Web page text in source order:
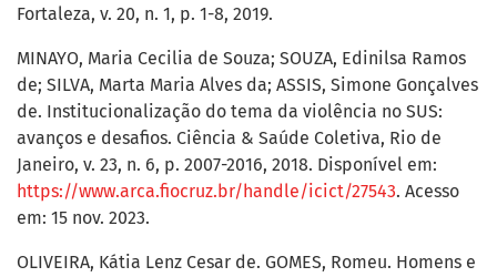
Fortaleza, v. 20, n. 1, p. 1-8, 2019.
MINAYO, Maria Cecilia de Souza; SOUZA, Edinilsa Ramos
de; SILVA, Marta Maria Alves da; ASSIS, Simone Gonçalves
de. Institucionalização do tema da violência no SUS:
avanços e desafios. Ciência & Saúde Coletiva, Rio de
Janeiro, v. 23, n. 6, p. 2007-2016, 2018. Disponível em:
https://www.arca.fiocruz.br/handle/icict/27543. Acesso
em: 15 nov. 2023.
OLIVEIRA, Kátia Lenz Cesar de. GOMES, Romeu. Homens e